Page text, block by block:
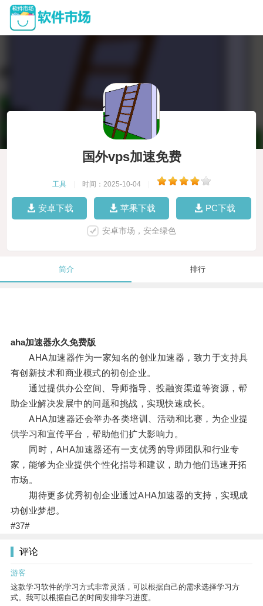
国外vps加速免费
工具 时间：2025-10-04
安卓下载 苹果下载 PC下载
安卓市场，安全绿色
简介 排行
aha加速器永久免费版
AHA加速器作为一家知名的创业加速器，致力于支持具
有创新技术和商业模式的初创企业。
通过提供办公空间、导师指导、投融资渠道等资源，帮
助企业解决发展中的问题和挑战，实现快速成长。
AHA加速器还会举办各类培训、活动和比赛，为企业提
供学习和宣传平台，帮助他们扩大影响力。
同时，AHA加速器还有一支优秀的导师团队和行业专
家，能够为企业提供个性化指导和建议，助力他们迅速开拓
市场。
期待更多优秀初创企业通过AHA加速器的支持，实现成
功创业梦想。
#37#
评论
游客
这款学习软件的学习方式非常灵活，可以根据自己的需求选择学习方
式。我可以根据自己的时间安排学习进度。